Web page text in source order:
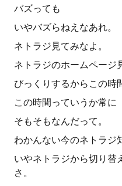
バズっても
いやバズらねえなあれ。
ネトラジ見てみなよ。
ネトラジのホームページ
びっくりするからこの時
この時間っていうか常に
そもそもなんだって。
わかんない今のネトラジ
いやネトラジから切り替
さ。